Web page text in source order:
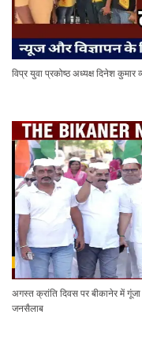
विप्र युवा प्रकोष्ठ अध्यक्ष दिनेश कुमार
अगस्त क्रांति दिवस पर बीकानेर में
जनसैलाब